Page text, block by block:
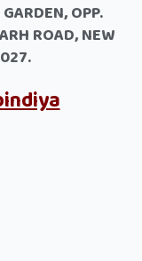
OPP.
ROAD, NEW